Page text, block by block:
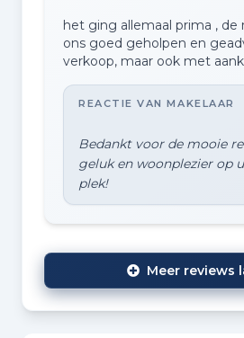
het ging allemaal prima , de
ons goed geholpen en
verkoop, maar ook met
REACTIE VAN MAKELAAR
Bedankt voor de mooie
geluk en woonplezier op
Meer reviews